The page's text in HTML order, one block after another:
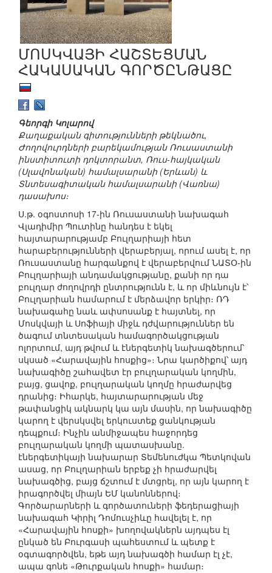
ՄՈՍԿՎԱՅԻ ՀԱՇՏԵՑՄԱՆ
ՀԱԿԱՍԱԿԱՆ ԳՈՐԾԸՆԹԱՑԸ
Գեորգի Կոլարով
Քաղաքական գիտությունների թեկնածու,
Ժողովուրդների բարեկամության Ռուսաստանի
ինստիտուտի դոկտորանտ, Ռուս-հայկական
(Սլավոնական) համալսարանի (Երևան) և
Տնտեսագիտական համալսարանի (Վառնա)
դասախոս։
Ս.թ. օգոստոսի 17-ին Ռուսաստանի նախագահ
Վլադիմիր Պուտինը հանդես է եկել
հայտարարությամբ Բուլղարիայի հետ
հարաբերությունների վերաբերյալ, որում ասել է, որ
Ռուսաստանը հարգանքով է վերաբերվում ՆԱՏՕ-ին
Բուլղարիայի անդամակցությանը, քանի որ դա
բուլղար ժողովրդի ընտրությունն է, և որ միևնույն է՝
Բուլղարիան համարում է մերձավոր երկիր։ ՌԴ
նախագահը նաև ափսոսանք է հայտնել, որ
Մոսկվայի և Սոֆիայի միջև դժվարություններ են
ծագում տնտեսական համագործակցության
ոլորտում, այդ թվում և էներգետիկ նախագծերում՝
սկսած «Հարավային հոսքից»։ Նրա կարծիքով՝ այդ
նախագիծը շահավետ էր բուլղարական կողմին,
բայց, ցավոք, բուլղարական կողմը հրաժարվեց
դրանից։ Իհարկե, հայտարարության մեջ
թափանցիկ ակնարկ կա այն մասին, որ նախագիծը
կարող է վերսկսվել երկուստեք ցանկության
դեպքում։ Ինչին անմիջապես հաջորդեց
բուլղարական կողմի պատասխանը.
էներգետիկայի նախարար Տեմենուժկա Պետկովան
ասաց, որ Բուլղարիան երբեք չի հրաժարվել
նախագծից, բայց ճշտում է մտցրել, որ այն կարող է
իրագործվել միայն ԵՄ կանոններով։
Գործարարների և գործատուների ֆեդերացիայի
նախագահ Կիրիլ Դոմուսչիևը հավելել է, որ
«Հարավային հոսքի» խողովակներն այդպես էլ
ընկած են Բուրգասի պահեստում և պետք է
օգտագործվեն, եթե այդ նախագծի համար էլ չէ,
ապա գոնե «Թուրքական հոսքի» համար։